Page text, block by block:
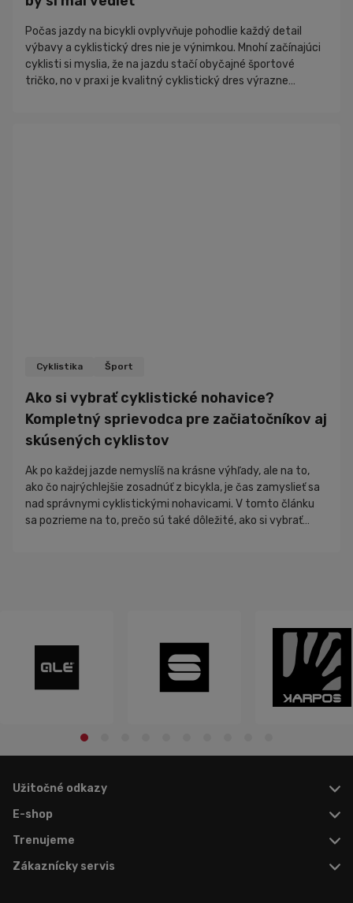
Počas jazdy na bicykli ovplyvňuje pohodlie každý detail
výbavy a cyklistický dres nie je výnimkou. Mnohí začínajúci
cyklisti si myslia, že na jazdu stačí obyčajné športové
tričko, no v praxi je kvalitný cyklistický dres výrazne
Cyklistika Šport
Ako si vybrať cyklistické nohavice?
Kompletný sprievodca pre začiatočníkov aj
skúsených cyklistov
Ak po každej jazde nemyslíš na krásne výhľady, ale na to,
ako čo najrýchlejšie zosadnúť z bicykla, je čas zamyslieť sa
nad správnymi cyklistickými nohavicami. V tomto článku
sa pozrieme na to, prečo sú také dôležité, ako si vybrať
Užitočné odkazy
E-shop
Trenujeme
Zákaznícky servis